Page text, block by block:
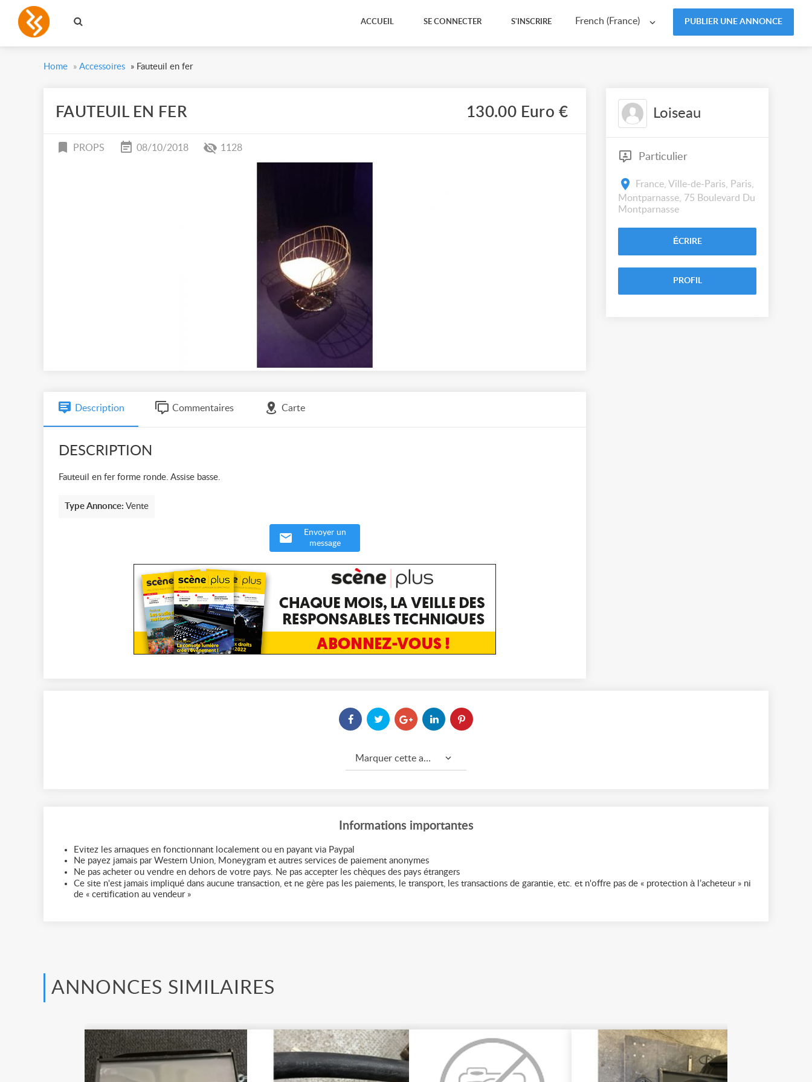
French (France) PUBLIER UNE ANNONCE
ACCUEIL SE CONNECTER S'INSCRIRE
Home » Accessoires » Fauteuil en fer
FAUTEUIL EN FER 130.00 Euro €
PROPS 08/10/2018 1128
Description Commentaires Carte
DESCRIPTION
Fauteuil en fer forme ronde. Assise basse.
Type Annonce: Vente
Envoyer un
message
Loiseau
Particulier
France, Ville-de-Paris, Paris,
Montparnasse, 75 Boulevard Du
Montparnasse
ÉCRIRE
PROFIL
Marquer cette annonce comme...
Informations importantes
Evitez les arnaques en fonctionnant localement ou en payant via Paypal
Ne payez jamais par Western Union, Moneygram et autres services de paiement anonymes
Ne pas acheter ou vendre en dehors de votre pays. Ne pas accepter les chèques des pays étrangers
Ce site n'est jamais impliqué dans aucune transaction, et ne gère pas les paiements, le transport, les transactions de garantie, etc. et n'offre pas de « protection à l’acheteur » ni
de « certification au vendeur »
ANNONCES SIMILAIRES